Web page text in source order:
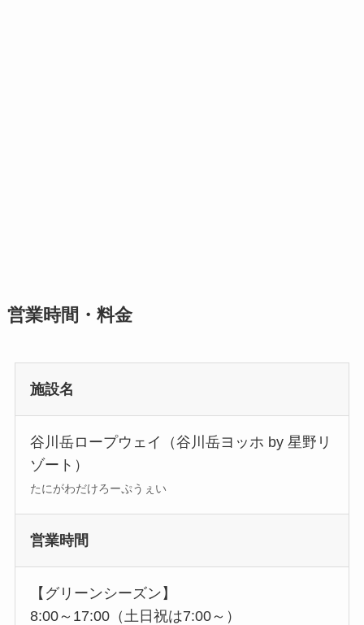
営業時間・料金
施設名
谷川岳ロープウェイ（谷川岳ヨッホ by 星野リ
ゾート）
たにがわだけろーぷうぇい
営業時間
【グリーンシーズン】
8:00～17:00（土日祝は7:00～）